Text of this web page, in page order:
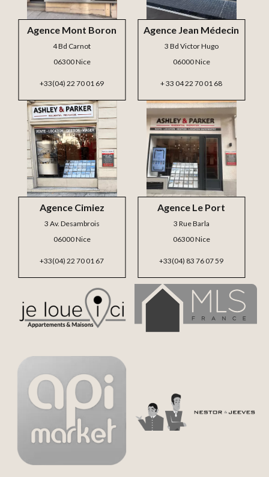
Agence Le Port
3 Rue Barla
06300 Nice
+33(04) 83 76 07 59
Agence Cimiez
3 Av. Desambrois
06000 Nice
+33(04) 22 70 01 67
Agence Jean Médecin
3 Bd Victor Hugo
06000 Nice
+ 33 04 22 70 01 68
Agence Mont Boron
4 Bd Carnot
06300 Nice
+33(04) 22 70 01 69